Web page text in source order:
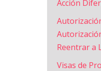
Acción
Reentrar a
Visas de